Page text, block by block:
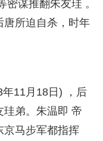
谋推翻朱友珪 。
唐所迫自杀，时年
11月18日) ，后
珪弟。朱温即 帝
京马步军都指挥